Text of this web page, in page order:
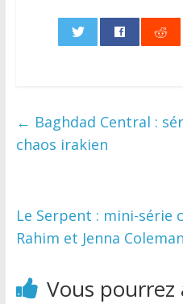
← Baghdad Central :
chaos irakien
Le Serpent : mini-série
Rahim et Jenna Coleman
Vous pourrez